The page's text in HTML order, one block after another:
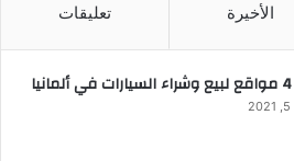
الأخيرة تعليقات